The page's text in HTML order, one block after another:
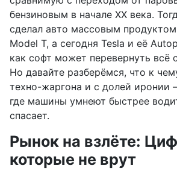
бензиновым в начале XX века.
сделал авто массовым
Model T, а сегодня Tesla и её
как софт может перевернуть всё
Но давайте разберёмся, что к
техно-жаргона и с долей иронии
где машины умнеют быстрее
спасает.
Рынок на взлёте:
которые не врут